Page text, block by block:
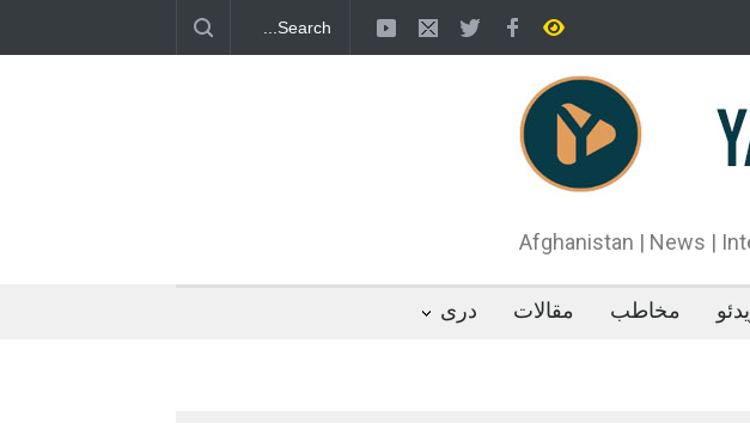
پدیده‌ای عجیب در قطب جنوب؛ پنگوئنی که هزاران بار در روز
می‌خوابد
محمدباقر قالیباف، رئیس مجلس ایران، با انتقاد تند از سیاست‌های
دونالد ترمپ اعلام کرد که واشنگتن تلاش دارد با «محاصره و نقض
آتش‌بس»، روند گفتگوها را از مسیر مذاکره به سمت تسلیم سوق
Afghanistan | News |
مخاطب مقالات دری